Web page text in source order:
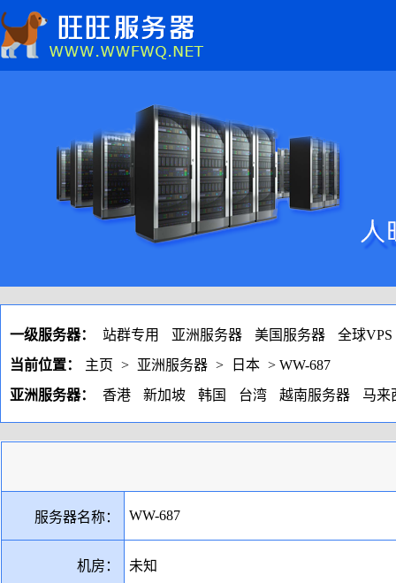
一级服务器： 站群专用 亚洲服务器 美国服务器
全球VPS
当前位置：
主页 > 亚洲服务器 > 日本 > WW-687
亚洲服务器：
香港 新加坡 韩国 台湾 越南服务器 马来
服务器名称： WW-687
机房： 未知